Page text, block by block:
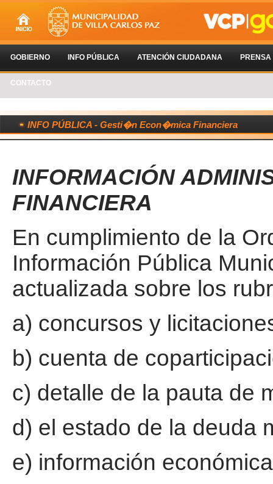
GOBIERNO INFO PÚBLICA ATENCIÓN CIUDADANA PRENSA
CONTACTO
INFO PÚBLICA - Gesti�n Econ�mica Financiera
INFORMACIÓN
FINANCIERA
En cumplimiento de la
Información Pública
actualizada sobre los
a) concursos y
b) cuenta de
c) detalle de la pauta de
d) el estado de la deuda
e) información